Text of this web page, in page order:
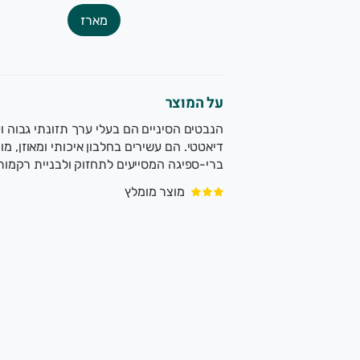
מארז
על המוצר
הנבטים הסיניים הם בעלי ערך תזונתי גבוה
דיאטטי. הם עשירים בחלבון איכותי ומאוזן,
ברי-ספיגה המסייעים לתחזוק ולבניית
מוצר מומלץ